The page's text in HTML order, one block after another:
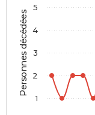
Personnes décédées
1
2
3
4
5